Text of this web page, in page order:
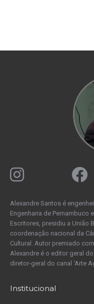
Alexandre Santos é
Engenharia de Pernambuco
Escritores, presidiu a União
coordenação nacional da
Cultural. Autor premiado
Alexandre é o editor geral
diretor-geral do canal ‘Arte
Institucional